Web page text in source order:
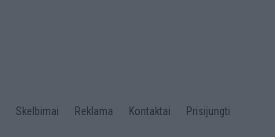
Skelbimai Reklama Kontaktai Prisijungti